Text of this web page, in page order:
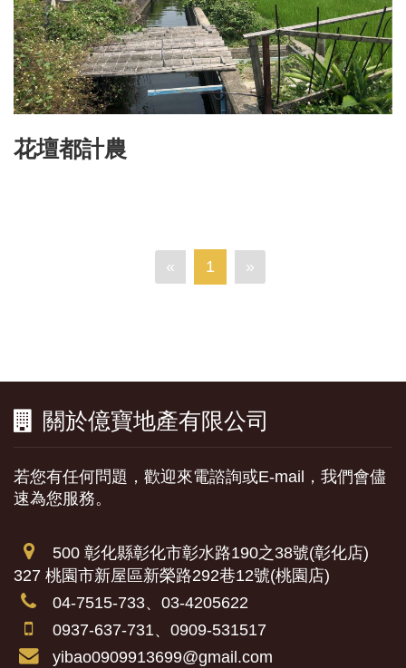
花壇都計農
« 1 »
關於億寶地產有限公司
若您有任何問題，歡迎來電諮詢或E-mail，我們會儘
速為您服務。
500 彰化縣彰化市彰水路190之38號(彰化店)
327 桃園市新屋區新榮路292巷12號(桃園店)
04-7515-733、03-4205622
0937-637-731、0909-531517
yibao0909913699@gmail.com